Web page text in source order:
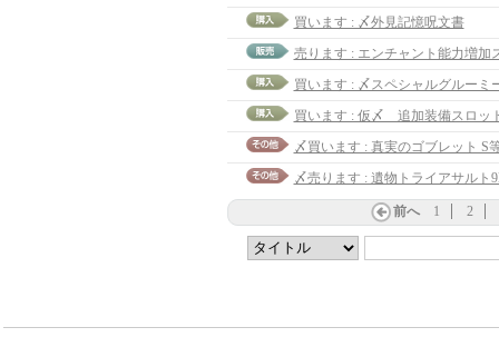
買います : 〆外見記憶呪文書
〆買います : 真実のゴブレット S
〆売ります : 遺物トライアサルト
前へ 1 2